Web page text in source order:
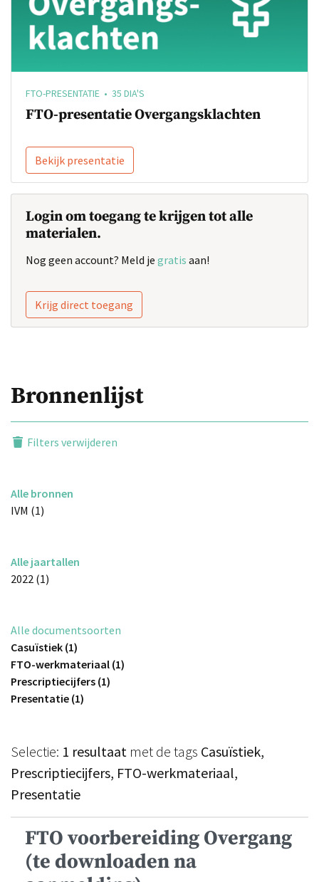
FTO-PRESENTATIE • 35 DIA'S
FTO-presentatie Overgangsklachten
Bekijk presentatie
Login om toegang te krijgen tot alle
materialen.
Nog geen account? Meld je gratis aan!
Krijg direct toegang
Bronnenlijst
Filters verwijderen
Alle bronnen
IVM (1)
Alle jaartallen
2022 (1)
Alle documentsoorten
Casuïstiek (1)
FTO-werkmateriaal (1)
Prescriptiecijfers (1)
Presentatie (1)
Selectie: 1 resultaat met de tags Casuïstiek,
Prescriptiecijfers, FTO-werkmateriaal,
Presentatie
FTO voorbereiding Overgang
(te downloaden na